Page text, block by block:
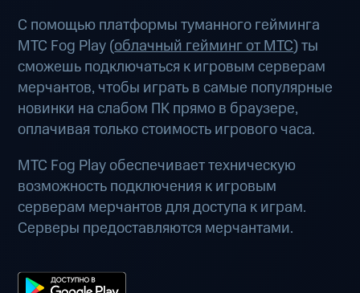
С помощью платформы туманного гейминга
МТС Fog Play (облачный гейминг от МТС) ты
сможешь подключаться к игровым серверам
мерчантов, чтобы играть в самые популярные
новинки на слабом ПК прямо в браузере,
оплачивая только стоимость игрового часа.
МТС Fog Play обеспечивает техническую
возможность подключения к игровым
серверам мерчантов для доступа к играм.
Серверы предоставляются мерчантами.